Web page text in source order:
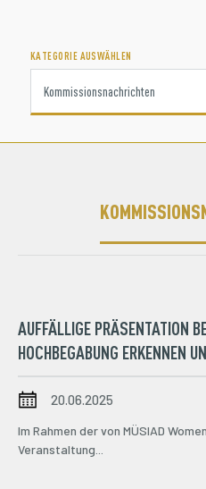
KATEGORIE AUSWÄHLEN
AUFFÄLLIGE PRÄSENTATION
HOCHBEGABUNG ERKENNEN
20.06.2025
Im Rahmen der von MÜSIAD
Veranstaltung...